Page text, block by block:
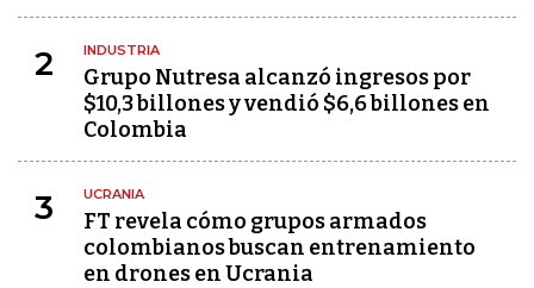
2 INDUSTRIA
Grupo Nutresa alcanzó ingresos por
$10,3 billones y vendió $6,6 billones en
Colombia
3 UCRANIA
FT revela cómo grupos armados
colombianos buscan entrenamiento
en drones en Ucrania